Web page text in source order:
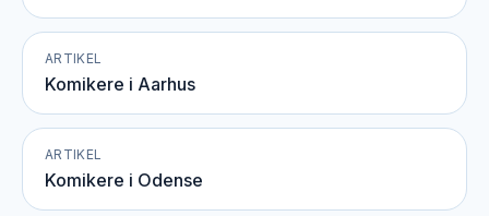
ARTIKEL
Komikere i Aarhus
ARTIKEL
Komikere i Odense